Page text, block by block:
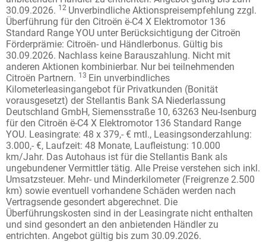
30.09.2026. 12 Unverbindliche Aktionspreisempfehlung zzgl.
Überführung für den Citroën ë-C4 X Elektromotor 136
Standard Range YOU unter Berücksichtigung der Citroën
Förderprämie: Citroën- und Händlerbonus. Gültig bis
30.09.2026. Nachlass keine Barauszahlung. Nicht mit
anderen Aktionen kombinierbar. Nur bei teilnehmenden
Citroën Partnern. 13 Ein unverbindliches
Kilometerleasingangebot für Privatkunden (Bonität
vorausgesetzt) der Stellantis Bank SA Niederlassung
Deutschland GmbH, Siemensstraße 10, 63263 Neu-Isenburg
für den Citroën ë-C4 X Elektromotor 136 Standard Range
YOU. Leasingrate: 48 x 379,- € mtl., Leasingsonderzahlung:
3.000,- €, Laufzeit: 48 Monate, Laufleistung: 10.000
km/Jahr. Das Autohaus ist für die Stellantis Bank als
ungebundener Vermittler tätig. Alle Preise verstehen sich inkl.
Umsatzsteuer. Mehr- und Minderkilometer (Freigrenze 2.500
km) sowie eventuell vorhandene Schäden werden nach
Vertragsende gesondert abgerechnet. Die
Überführungskosten sind in der Leasingrate nicht enthalten
und sind gesondert an den anbietenden Händler zu
entrichten. Angebot gültig bis zum 30.09.2026.